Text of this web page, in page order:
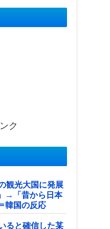
ク
観光大国に発展
→「昔から日本
韓国の反応
ると確信した某